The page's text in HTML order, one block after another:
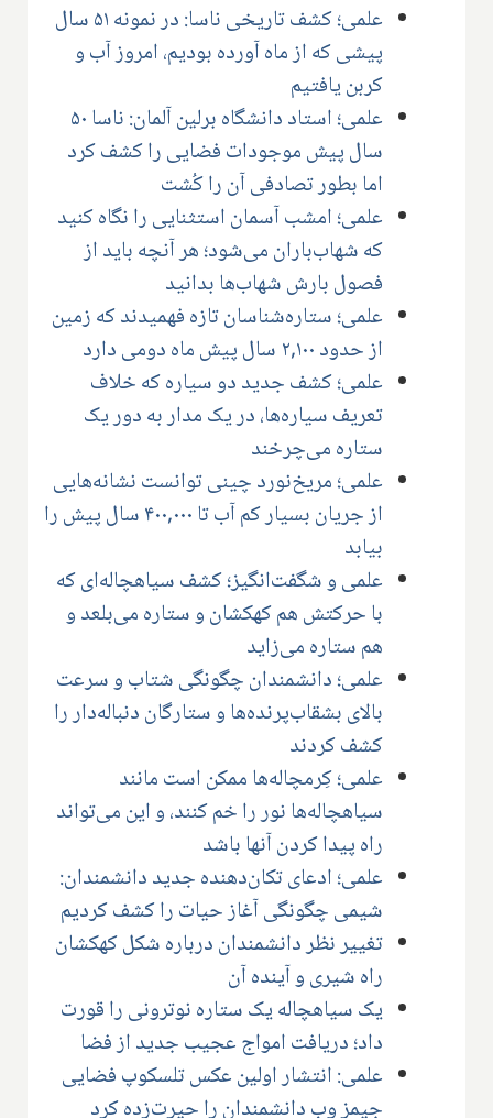
علمی؛ کشف تاریخی ناسا: در نمونه ۵۱ سال
پیشی که از ماه آورده بودیم، امروز آب و
کربن یافتیم
علمی؛ استاد دانشگاه برلین آلمان: ناسا ۵۰
سال پیش موجودات فضایی را کشف کرد
اما بطور تصادفی آن را کُشت
علمی؛ امشب آسمان استثنایی را نگاه کنید
که شهاب‌باران می‌شود؛ هر آنچه باید از
فصول بارش شهاب‌ها بدانید
علمی؛ ستاره‌شناسان تازه فهمیدند که زمین
از حدود ۲,۱۰۰ سال پیش ماه دومی دارد
علمی؛ کشف جدید دو سیاره که خلاف
تعریف سیاره‌ها، در یک مدار به دور یک
ستاره می‌چرخند
علمی؛ مریخ‌نورد چینی توانست نشانه‌هایی
از جریان بسیار کم آب تا ۴۰۰,۰۰۰ سال پیش را
بیابد
علمی و شگفت‌انگیز؛ کشف سیاهچاله‌ای که
با حرکتش هم کهکشان و ستاره می‌بلعد و
هم ستاره می‌زاید
علمی؛ دانشمندان چگونگی شتاب و سرعت
بالای بشقاب‌پرنده‌ها و ستارگان دنباله‌دار را
کشف کردند
علمی؛ کِرمچاله‌ها ممکن است مانند
سیاهچاله‌ها نور را خم کنند، و این می‌تواند
راه پیدا کردن آنها باشد
علمی؛ ادعای تکان‌دهنده جدید دانشمندان:
شیمی چگونگی آغاز حیات را کشف کردیم
تغییر نظر دانشمندان درباره شکل کهکشان
راه شیری و آینده آن
یک سیاهچاله یک ستاره نوترونی را قورت
داد؛ دریافت امواج عجیب جدید از فضا
علمی: انتشار اولین عکس تلسکوپ فضایی
جیمز وب دانشمندان را حیرت‌زده کرد